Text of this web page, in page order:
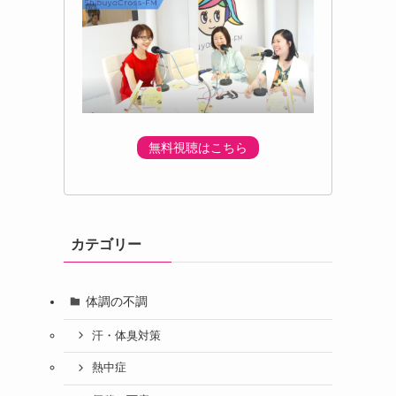
無料視聴はこちら
カテゴリー
体調の不調
汗・体臭対策
熱中症